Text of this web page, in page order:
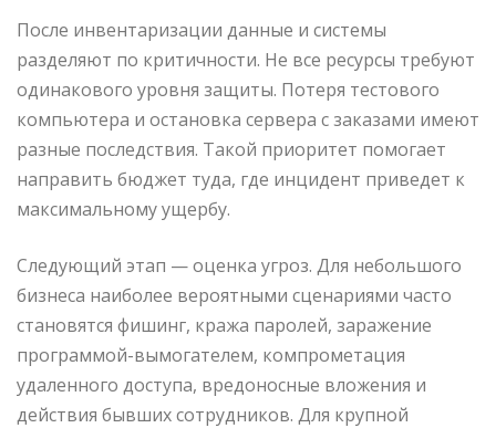
После инвентаризации данные и системы
разделяют по критичности. Не все ресурсы требуют
одинакового уровня защиты. Потеря тестового
компьютера и остановка сервера с заказами имеют
разные последствия. Такой приоритет помогает
направить бюджет туда, где инцидент приведет к
максимальному ущербу.
Следующий этап — оценка угроз. Для небольшого
бизнеса наиболее вероятными сценариями часто
становятся фишинг, кража паролей, заражение
программой-вымогателем, компрометация
удаленного доступа, вредоносные вложения и
действия бывших сотрудников. Для крупной